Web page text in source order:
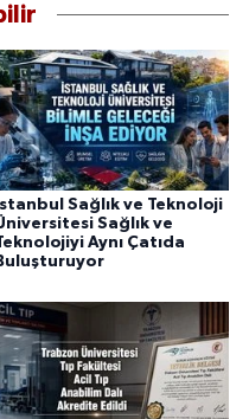
İstanbul Sağlık ve Teknoloji
Sağlık ve
Aynı Çatıda